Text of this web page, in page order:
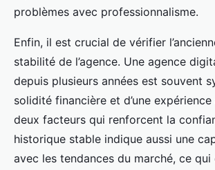
problèmes avec professionnalisme.
Enfin, il est crucial de vérifier
stabilité de l’agence. Une agence
depuis plusieurs années est souvent
solidité financière et d’une
deux facteurs qui renforcent la
historique stable indique aussi une
avec les tendances du marché, ce